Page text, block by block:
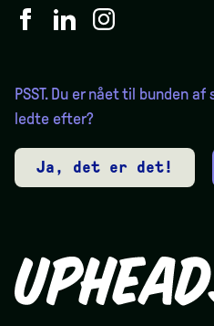
PSST. Du er nået til bunden
ledte efter?
Ja, det er det!